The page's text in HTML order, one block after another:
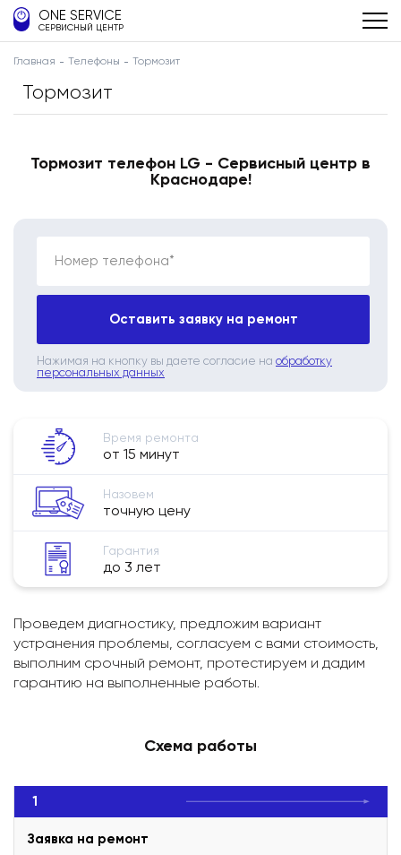
ONE SERVICE
СЕРВИСНЫЙ ЦЕНТР
Главная Телефоны Тормозит
Тормозит
Тормозит телефон LG - Сервисный центр в
Краснодаре!
Номер телефона*
Оставить заявку на ремонт
Нажимая на кнопку вы даете согласие на обработку
персональных данных
Время ремонта
от 15 минут
Назовем
точную цену
Гарантия
до 3 лет
Проведем диагностику, предложим вариант
устранения проблемы, согласуем с вами стоимость,
выполним срочный ремонт, протестируем и дадим
гарантию на выполненные работы.
Схема работы
1
Заявка на ремонт